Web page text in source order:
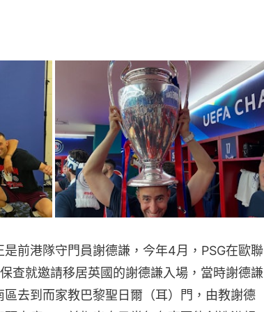
前港隊守門員謝德謙，今年4月，PSG在歐聯
查就邀請移居英國的謝德謙入場，當時謝德謙
去到而家教巴黎聖日爾（耳）門，由教謝德